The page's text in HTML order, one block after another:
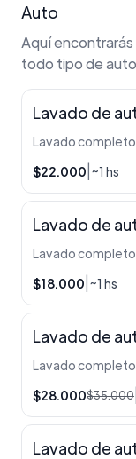
Auto
Aquí
todo tipo de
Lavado de
$22.000 ~1 hs
Lavado de
$18.000 ~1 hs
Lavado de
$28.000$35.000
Lavado de